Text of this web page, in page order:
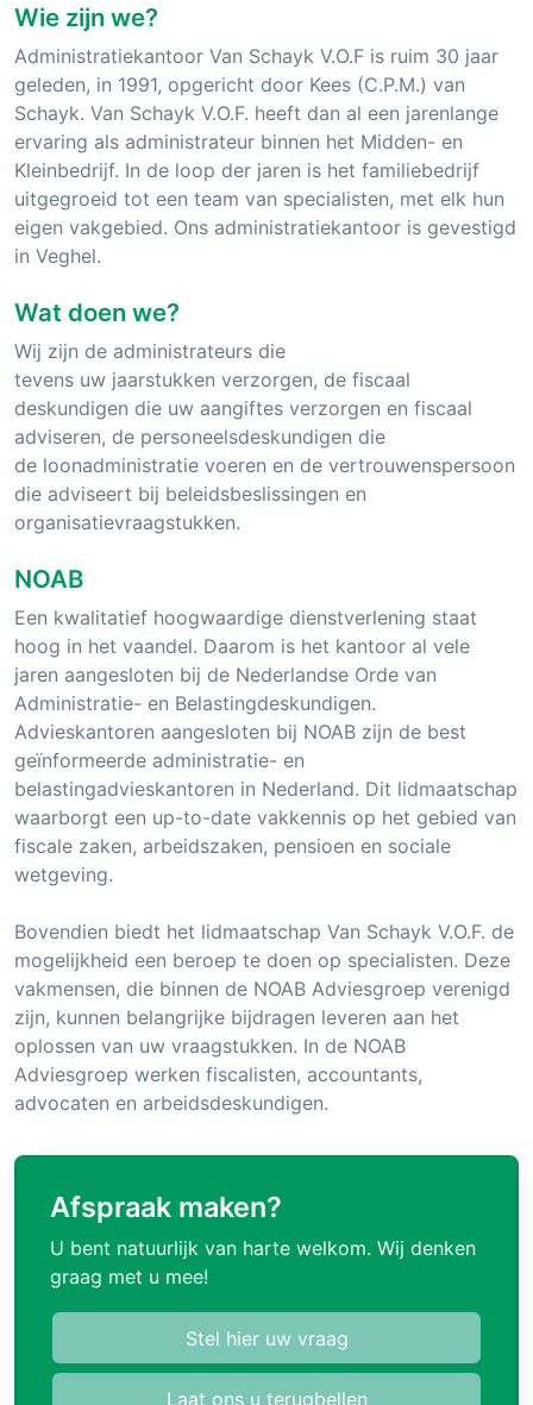
Wie zijn we?
Administratiekantoor Van Schayk V.O.F is ruim 30 jaar
geleden, in 1991, opgericht door Kees (C.P.M.) van
Schayk. Van Schayk V.O.F. heeft dan al een jarenlange
ervaring als administrateur binnen het Midden- en
Kleinbedrijf. In de loop der jaren is het familiebedrijf
uitgegroeid tot een team van specialisten, met elk hun
eigen vakgebied. Ons administratiekantoor is gevestigd
in Veghel.
Wat doen we?
Wij zijn de administrateurs die
tevens uw jaarstukken verzorgen, de fiscaal
deskundigen die uw aangiftes verzorgen en fiscaal
adviseren, de personeelsdeskundigen die
de loonadministratie voeren en de vertrouwenspersoon
die adviseert bij beleidsbeslissingen en
organisatievraagstukken.
NOAB
Een kwalitatief hoogwaardige dienstverlening staat
hoog in het vaandel. Daarom is het kantoor al vele
jaren aangesloten bij de Nederlandse Orde van
Administratie- en Belastingdeskundigen.
Advieskantoren aangesloten bij NOAB zijn de best
geïnformeerde administratie- en
belastingadvieskantoren in Nederland. Dit lidmaatschap
waarborgt een up-to-date vakkennis op het gebied van
fiscale zaken, arbeidszaken, pensioen en sociale
wetgeving.
Bovendien biedt het lidmaatschap Van Schayk V.O.F. de
mogelijkheid een beroep te doen op specialisten. Deze
vakmensen, die binnen de NOAB Adviesgroep verenigd
zijn, kunnen belangrijke bijdragen leveren aan het
oplossen van uw vraagstukken. In de NOAB
Adviesgroep werken fiscalisten, accountants,
advocaten en arbeidsdeskundigen.
Afspraak maken?
U bent natuurlijk van harte welkom. Wij denken
graag met u mee!
Stel hier uw vraag
Laat ons u terugbellen